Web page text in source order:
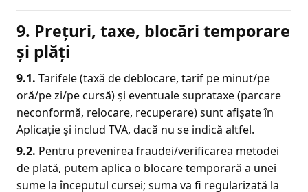
9. Prețuri, taxe, blocări temporare
și plăți
9.1. Tarifele (taxă de deblocare, tarif pe minut/pe
oră/pe zi/pe cursă) și eventuale suprataxe (parcare
neconformă, relocare, recuperare) sunt afișate în
Aplicație și includ TVA, dacă nu se indică altfel.
9.2. Pentru prevenirea fraudei/verificarea metodei
de plată, putem aplica o blocare temporară a unei
sume la începutul cursei; suma va fi regularizată la